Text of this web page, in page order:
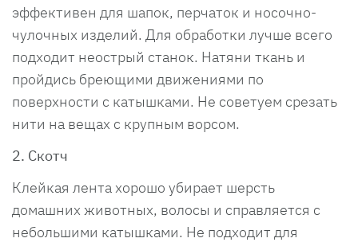
эффективен для шапок, перчаток и носочно-
чулочных изделий. Для обработки лучше всего
подходит неострый станок. Натяни ткань и
пройдись бреющими движениями по
поверхности с катышками. Не советуем срезать
нити на вещах с крупным ворсом.
2. Скотч
Клейкая лента хорошо убирает шерсть
домашних животных, волосы и справляется с
небольшими катышками. Не подходит для